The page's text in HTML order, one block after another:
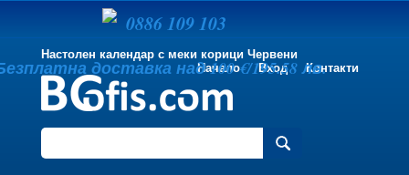
Настолен календар с меки корици Червени
Начало
Вход Контакти
0886 109 103
доставка над 100 €/195.58 лв.